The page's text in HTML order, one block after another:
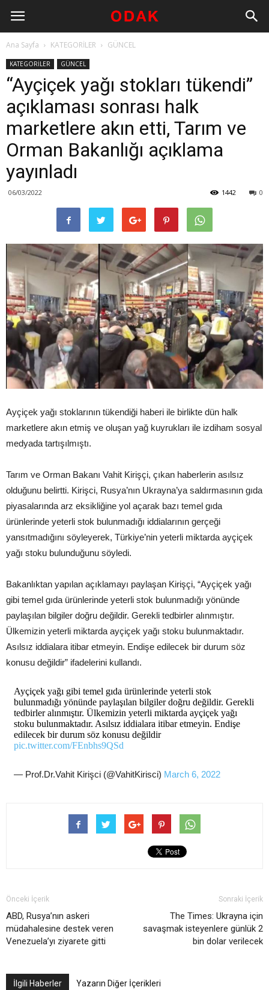
Ana Sayfa KATEGORİLER GÜNCEL
KATEGORİLER GÜNCEL
“Ayçiçek yağı stokları tükendi”
açıklaması sonrası halk
marketlere akın etti, Tarım ve
Orman Bakanlığı açıklama
yayınladı
06/03/2022 0
1442
Ayçiçek yağı stoklarının tükendiği haberi ile birlikte dün halk
marketlere akın etmiş ve oluşan yağ kuyrukları ile izdiham sosyal
medyada tartışılmıştı.
Tarım ve Orman Bakanı Vahit Kirişçi, çıkan haberlerin asılsız
olduğunu belirtti. Kirişci, Rusya’nın Ukrayna’ya saldırmasının gıda
piyasalarında arz eksikliğine yol açarak bazı temel gıda
ürünlerinde yeterli stok bulunmadığı iddialarının gerçeği
yansıtmadığını söyleyerek, Türkiye’nin yeterli miktarda ayçiçek
yağı stoku bulunduğunu söyledi.
Bakanlıktan yapılan açıklamayı paylaşan Kirişçi, “Ayçiçek yağı
gibi temel gıda ürünlerinde yeterli stok bulunmadığı yönünde
paylaşılan bilgiler doğru değildir. Gerekli tedbirler alınmıştır.
Ülkemizin yeterli miktarda ayçiçek yağı stoku bulunmaktadır.
Asılsız iddialara itibar etmeyin. Endişe edilecek bir durum söz
konusu değildir” ifadelerini kullandı.
Ayçiçek yağı gibi temel gıda ürünlerinde yeterli stok
bulunmadığı yönünde paylaşılan bilgiler doğru değildir. Gerekli
tedbirler alınmıştır. Ülkemizin yeterli miktarda ayçiçek yağı
stoku bulunmaktadır. Asılsız iddialara itibar etmeyin. Endişe
edilecek bir durum söz konusu değildir
pic.twitter.com/FEnbhs9QSd
— Prof.Dr.Vahit Kirişci (@VahitKirisci) March 6, 2022
Önceki İçerik
ABD, Rusya’nın askeri
müdahalesine destek veren
Venezuela’yı ziyarete gitti
Sonraki İçerik
The Times: Ukrayna için
savaşmak isteyenlere günlük 2
bin dolar verilecek
İlgili Haberler Yazarın Diğer İçerikleri